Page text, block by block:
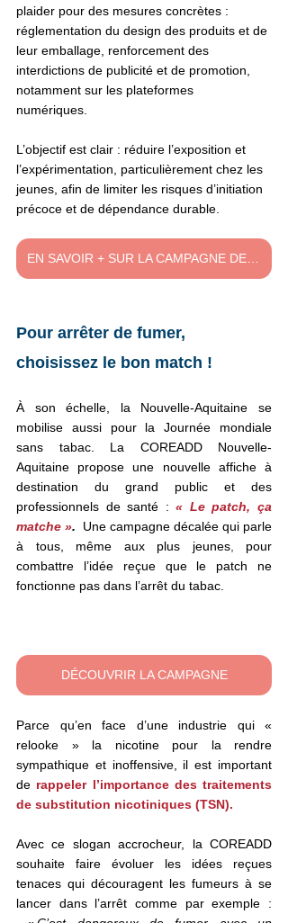
plaider pour des mesures concrètes :
réglementation du design des produits et de
leur emballage, renforcement des
interdictions de publicité et de promotion,
notamment sur les plateformes
numériques.
L’objectif est clair : réduire l’exposition et
l’expérimentation, particulièrement chez les
jeunes, afin de limiter les risques d’initiation
précoce et de dépendance durable.
Pour arrêter de fumer,
choisissez le bon match !
À son échelle, la Nouvelle-Aquitaine se
mobilise aussi pour la Journée mondiale
sans tabac. La COREADD Nouvelle-
Aquitaine propose une nouvelle affiche à
destination du grand public et des
professionnels de santé : « Le patch, ça
matche ». Une campagne décalée qui parle
à tous, même aux plus jeunes,
pour
combattre l’idée reçue que le patch ne
fonctionne pas dans l’arrêt du tabac.
DÉCOUVRIR LA CAMPAGNE
Parce qu’en face d’une industrie qui «
relooke » la nicotine pour la rendre
sympathique et inoffensive, il est important
de rappeler l’importance des traitements
de substitution nicotiniques (TSN).
Avec ce slogan accrocheur, la COREADD
souhaite faire évoluer les idées reçues
tenaces qui découragent les fumeurs à se
lancer dans l’arrêt comme par exemple :